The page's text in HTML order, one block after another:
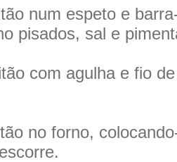
num espeto e
pisados, sal e
com agulha e fio
no forno,